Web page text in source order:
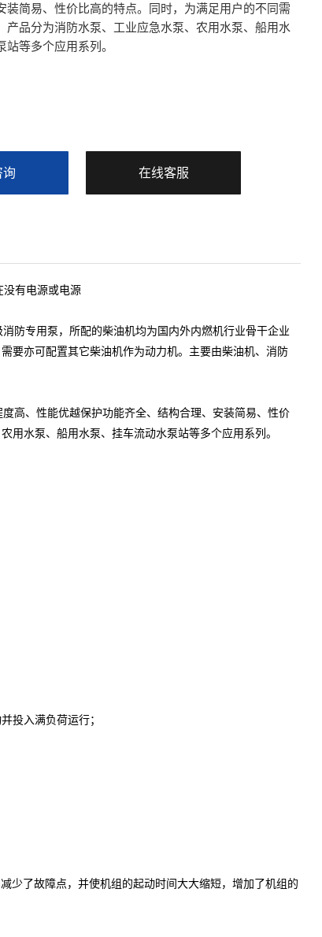
装简易、性价比高的特点。同时，为满足用户的不同需
产品分为消防水泵、工业应急水泵、农用水泵、船用水
站等多个应用系列。
询 在线客服
没有电源或电源
防专用泵，所配的柴油机均为国内外内燃机行业骨干企业
要亦可配置其它柴油机作为动力机。主要由柴油机、消防
高、性能优越保护功能齐全、结构合理、安装简易、性价
用水泵、船用水泵、挂车流动水泵站等多个应用系列。
投入满负荷运行；
了故障点，并使机组的起动时间大大缩短，增加了机组的